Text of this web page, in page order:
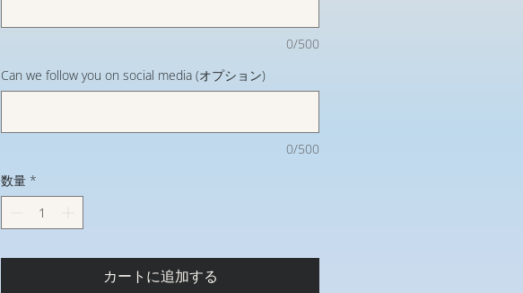
0/500
Can we follow you on social media (オプション)
0/500
数量 *
カートに追加する